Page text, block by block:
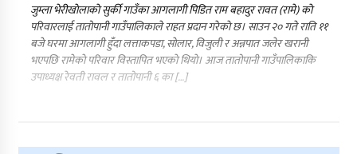
जुम्ला भेरीखाेलाकाे सुर्की गाउँका आगलागी पिडित राम बहादुर रावत (रामे) काे
परिवारलाई तातोपानी गाउँपालिकाले राहत प्रदान गरेकाे छ। साउन २० गते राति ११
बजे घरमा आगलागी हुँदा लत्ताकपडा, साेलार, विजुली र अन्नपात जलेर खरानी
भएपछि रामेकाे परिवार विस्तापित भएकाे थियाे। आज तातोपानी गाउँपालिकाकि
उपाध्यक्ष रेवती रावल र तातोपानी ६ का […]